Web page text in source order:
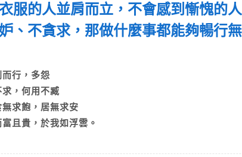
服的人並肩而立，不會感到慚愧的
、不貪求，那做什麼事都能夠暢行
而行，多怨
求，何用不臧
無求飽，居無求安
且貴，於我如浮雲。